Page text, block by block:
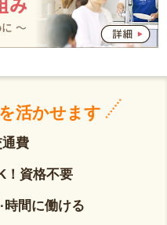
を活かせます
費
！資格不要
時間に働ける